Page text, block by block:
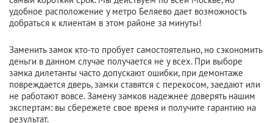
удобное расположение у метро Беляево дает возможность
добраться к клиентам в этом районе за минуты!
Заменить замок кто-то пробует самостоятельно, но сэкономить
деньги в данном случае получается не у всех. При выборе
замка дилетанты часто допускают ошибки, при демонтаже
повреждается дверь, замки ставятся с перекосом, заедают или
не работают вовсе. Замену замков надежнее доверять нашим
экспертам: вы сбережете свое время и получите гарантию на
результат.